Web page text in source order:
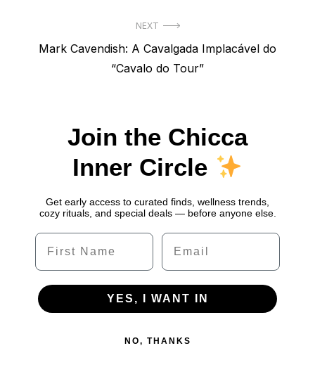
NEXT
NextMark Cavendish: A Cavalgada Implacável do
“Cavalo do Tour”
Join the Chicca
Inner Circle
Get early access to curated finds, wellness trends,
cozy rituals, and special deals — before anyone else.
Name Email
YES, I WANT IN
NO, THANKS